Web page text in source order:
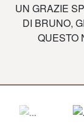
UN GRAZIE
DI BRUNO,
QUESTO